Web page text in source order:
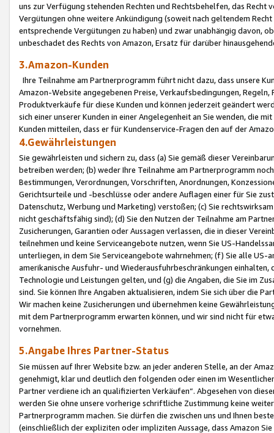
uns zur Verfügung stehenden Rechten und Rechtsbehelfen, das
Vergütungen ohne weitere Ankündigung (soweit nach geltendem
entsprechende Vergütungen zu haben) und zwar unabhängig davon,
unbeschadet des Rechts von Amazon, Ersatz für darüber
3.Amazon-Kunden
Ihre Teilnahme am Partnerprogramm führt nicht dazu, dass unsere
Amazon-Website angegebenen Preise, Verkaufsbedingungen,
Produktverkäufe für diese Kunden und können jederzeit geändert
sich einer unserer Kunden in einer Angelegenheit an Sie wenden, die
Kunden mitteilen, dass er für Kundenservice-Fragen den auf der
4.Gewährleistungen
Sie gewährleisten und sichern zu, dass (a) Sie gemäß dieser
betreiben werden; (b) weder Ihre Teilnahme am Partnerprogramm
Bestimmungen, Verordnungen, Vorschriften, Anordnungen,
Gerichtsurteile und -beschlüsse oder andere Auflagen einer für Sie
Datenschutz, Werbung und Marketing) verstoßen; (c) Sie
nicht geschäftsfähig sind); (d) Sie den Nutzen der Teilnahme am
Zusicherungen, Garantien oder Aussagen verlassen, die in dieser
teilnehmen und keine Serviceangebote nutzen, wenn Sie US-
unterliegen, in dem Sie Serviceangebote wahrnehmen; (f) Sie alle
amerikanische Ausfuhr- und Wiederausfuhrbeschränkungen
Technologie und Leistungen gelten, und (g) die Angaben, die Sie im
sind. Sie können Ihre Angaben aktualisieren, indem Sie sich über die
Wir machen keine Zusicherungen und übernehmen keine
mit dem Partnerprogramm erwarten können, und wir sind nicht für
vornehmen.
5.Angabe Ihres Partner-Status
Sie müssen auf Ihrer Website bzw. an jeder anderen Stelle, an der
genehmigt, klar und deutlich den folgenden oder einen im
Partner verdiene ich an qualifizierten Verkäufen“. Abgesehen von
werden Sie ohne unsere vorherige schriftliche Zustimmung keine
Partnerprogramm machen. Sie dürfen die zwischen uns und Ihnen
(einschließlich der expliziten oder impliziten Aussage, dass Amazon